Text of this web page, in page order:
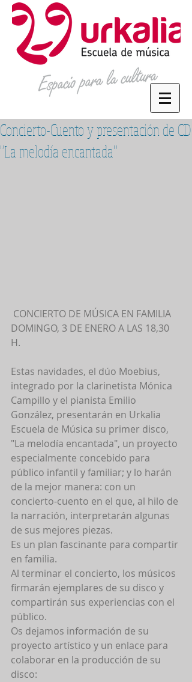
Concierto-Cuento y presentación de CD
"La melodía encantada"
CONCIERTO DE MÚSICA EN FAMILIA
DOMINGO, 3 DE ENERO A LAS 18,30
H.
Estas navidades, el dúo Moebius,
integrado por la clarinetista Mónica
Campillo y el pianista Emilio
González, presentarán en Urkalia
Escuela de Música su primer disco,
"La melodía encantada", un proyecto
especialmente concebido para
público infantil y familiar; y lo harán
de la mejor manera: con un
concierto-cuento en el que, al hilo de
la narración, interpretarán algunas
de sus mejores piezas.
Es un plan fascinante para compartir
en familia.
Al terminar el concierto, los músicos
firmarán ejemplares de su disco y
compartirán sus experiencias con el
público.
Os dejamos información de su
proyecto artístico y un enlace para
colaborar en la producción de su
disco: